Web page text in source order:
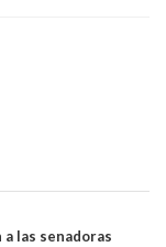
a las senadoras